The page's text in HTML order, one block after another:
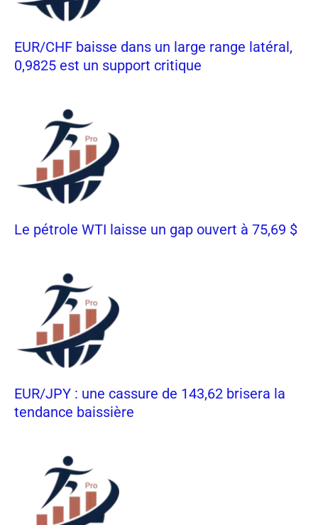
EUR/CHF baisse dans un large range latéral,
0,9825 est un support critique
Le pétrole WTI laisse un gap ouvert à 75,69 $
EUR/JPY : une cassure de 143,62 brisera la
tendance baissière